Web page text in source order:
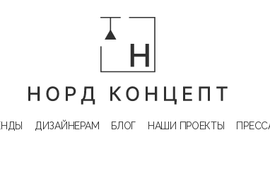
ДИЗАЙНЕРАМ БЛОГ НАШИ ПРОЕКТЫ